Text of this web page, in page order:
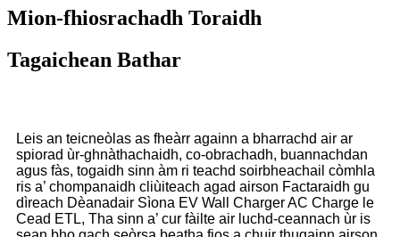
Mion-fhiosrachadh Toraidh
Tagaichean Bathar
Leis an teicneòlas as fheàrr againn a bharrachd air ar
spiorad ùr-ghnàthachaidh, co-obrachadh, buannachdan
agus fàs, togaidh sinn àm ri teachd soirbheachail còmhla
ris a’ chompanaidh cliùiteach agad airson Factaraidh gu
dìreach Dèanadair Sìona EV Wall Charger AC Charge le
Cead ETL, Tha sinn a’ cur fàilte air luchd-ceannach ùr is